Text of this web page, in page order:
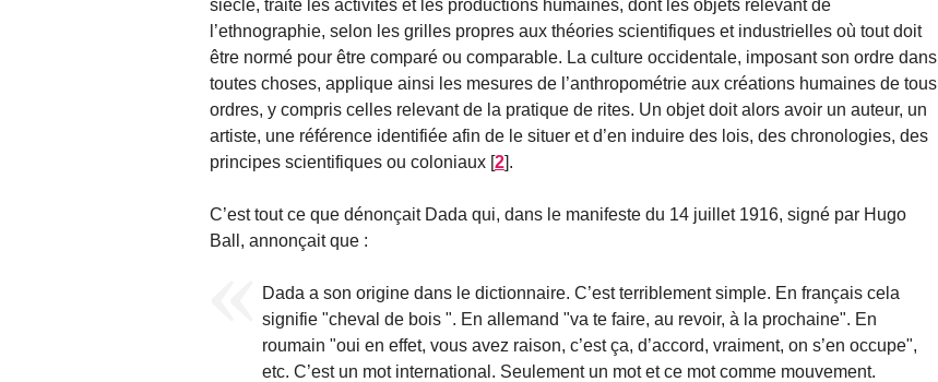
siècle, traite les activités et les productions humaines, dont les objets relevant de
l’ethnographie, selon les grilles propres aux théories scientifiques et industrielles où tout doit
être normé pour être comparé ou comparable. La culture occidentale, imposant son ordre dans
toutes choses, applique ainsi les mesures de l’anthropométrie aux créations humaines de tous
ordres, y compris celles relevant de la pratique de rites. Un objet doit alors avoir un auteur, un
artiste, une référence identifiée afin de le situer et d’en induire des lois, des chronologies, des
principes scientifiques ou coloniaux [2].
C’est tout ce que dénonçait Dada qui, dans le manifeste du 14 juillet 1916, signé par Hugo
Ball, annonçait que :
Dada a son origine dans le dictionnaire. C’est terriblement simple. En français cela
signifie "cheval de bois ". En allemand "va te faire, au revoir, à la prochaine". En
roumain "oui en effet, vous avez raison, c’est ça, d’accord, vraiment, on s’en occupe",
etc. C’est un mot international. Seulement un mot et ce mot comme mouvement.